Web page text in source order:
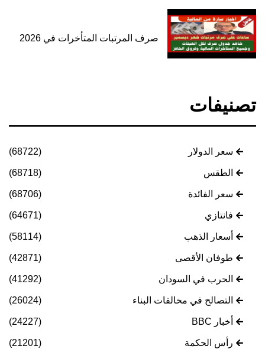
صرف المرتبات المتأخرات في 2026
تصنيفات
سعر الدولار (68722)
الطقس (68718)
سعر الفائدة (68706)
فانتازي (64671)
أسعار الذهب (58114)
طوفان الأقصى (42871)
الحرب في السودان (41292)
التصالح في مخالفات البناء (26024)
أخبار BBC (24227)
رأس الحكمة (21201)